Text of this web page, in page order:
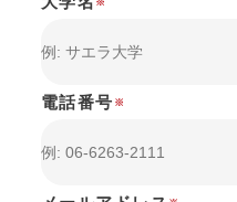
電話番号 ※